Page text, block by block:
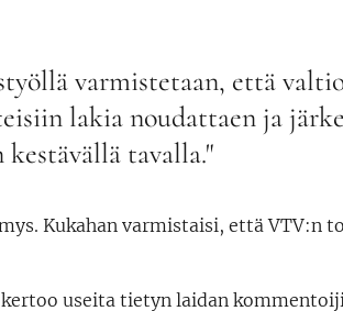
varmistetaan, että
lakia noudattaen ja
tavalla."
Kukahan varmistaisi, että VTV:n
kertoo useita tietyn laidan